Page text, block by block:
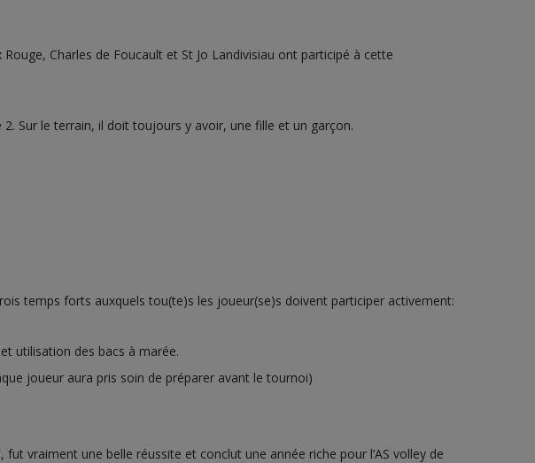
Charles de Foucault et St Jo Landivisiau ont participé à cette
2. Sur le terrain, il doit toujours y avoir, une fille et un garçon.
temps forts auxquels tou(te)s les joueur(se)s doivent participer activement:
utilisation des bacs à marée.
joueur aura pris soin de préparer avant le tournoi)
vraiment une belle réussite et conclut une année riche pour l’AS volley de